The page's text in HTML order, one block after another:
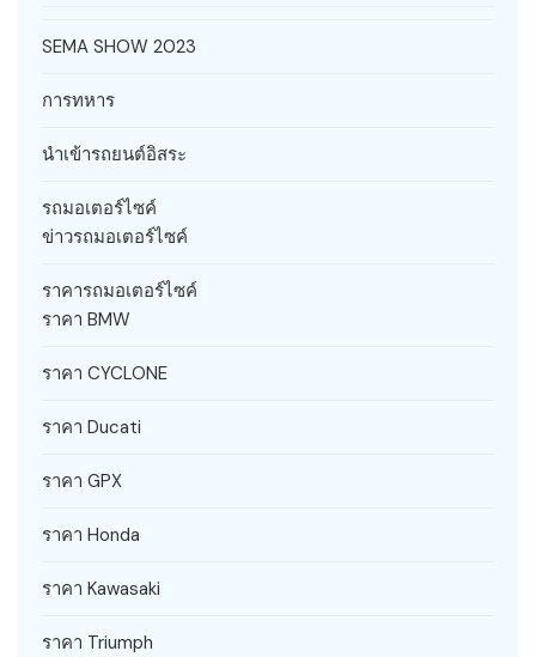
SEMA SHOW 2023
การทหาร
นำเข้ารถยนต์อิสระ
รถมอเตอร์ไซค์
ข่าวรถมอเตอร์ไซค์
ราคารถมอเตอร์ไซค์
ราคา BMW
ราคา CYCLONE
ราคา Ducati
ราคา GPX
ราคา Honda
ราคา Kawasaki
ราคา Triumph